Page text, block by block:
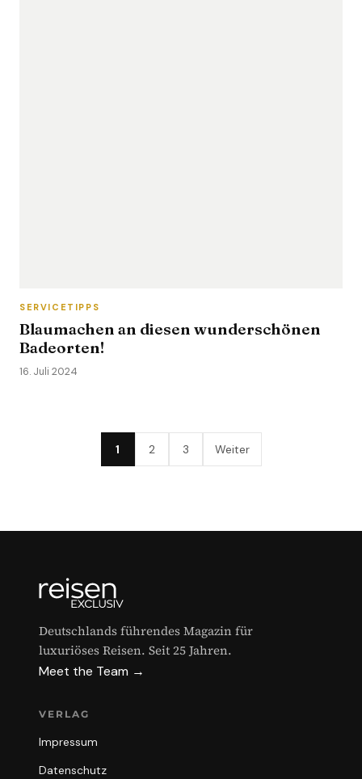
SERVICETIPPS
Blaumachen an diesen wunderschönen
Badeorten!
16. Juli 2024
1 2 3 Weiter
Deutschlands führendes Magazin für
luxuriöses Reisen. Seit 25 Jahren.
Meet the Team →
VERLAG
Impressum
Datenschutz